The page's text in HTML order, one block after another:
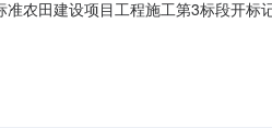
准农田建设项目工程施工第3标段开
项目负责人:曾杨;报价:0.00元/%;工期